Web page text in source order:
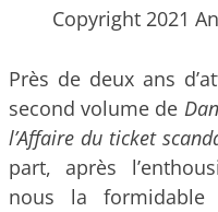
Copyright 2021
Près de deux ans
second volume de
l’Affaire du ticket
part, après
nous la